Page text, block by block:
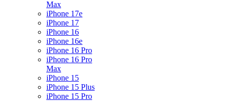
Max
iPhone 17e
iPhone 17
iPhone 16
iPhone 16e
iPhone 16 Pro
iPhone 16 Pro
Max
iPhone 15
iPhone 15 Plus
iPhone 15 Pro